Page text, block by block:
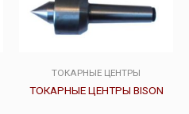
ТОКАРНЫЕ ЦЕНТРЫ
ТОКАРНЫЕ ЦЕНТРЫ BISON